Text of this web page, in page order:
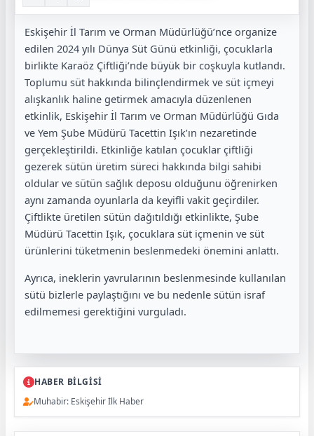
Eskişehir İl Tarım ve Orman Müdürlüğü’nce organize
edilen 2024 yılı Dünya Süt Günü etkinliği, çocuklarla
birlikte Karaöz Çiftliği’nde büyük bir coşkuyla kutlandı.
Toplumu süt hakkında bilinçlendirmek ve süt içmeyi
alışkanlık haline getirmek amacıyla düzenlenen
etkinlik, Eskişehir İl Tarım ve Orman Müdürlüğü Gıda
ve Yem Şube Müdürü Tacettin Işık’ın nezaretinde
gerçekleştirildi. Etkinliğe katılan çocuklar çiftliği
gezerek sütün üretim süreci hakkında bilgi sahibi
oldular ve sütün sağlık deposu olduğunu öğrenirken
aynı zamanda oyunlarla da keyifli vakit geçirdiler.
Çiftlikte üretilen sütün dağıtıldığı etkinlikte, Şube
Müdürü Tacettin Işık, çocuklara süt içmenin ve süt
ürünlerini tüketmenin beslenmedeki önemini anlattı.
Ayrıca, ineklerin yavrularının beslenmesinde kullanılan
sütü bizlerle paylaştığını ve bu nedenle sütün israf
edilmemesi gerektiğini vurguladı.
HABER BİLGİSİ
Muhabir: Eskişehir İlk Haber